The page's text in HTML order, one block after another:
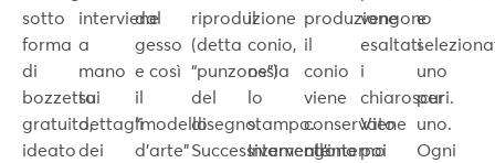
sotto
forma
di
bozzetto
gratuito,
ideato
interviene
a
mano
sui
dettagli
dei
dal
gesso
e così
il
“modello
d’arte”
riproduzione
(detta
“punzone”)
del
disegno.
Successivamente
il
conio,
ossia
lo
stampo.
Intervengono
produzione
il
conio
viene
conservato
all’interno
vengono
esaltati
i
chiaroscuri.
Viene
poi
e
uno
per
uno.
Ogni